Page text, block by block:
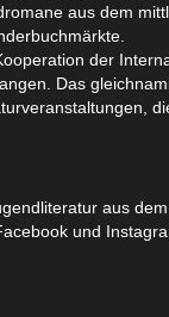
aus dem
der
Das
aus
und